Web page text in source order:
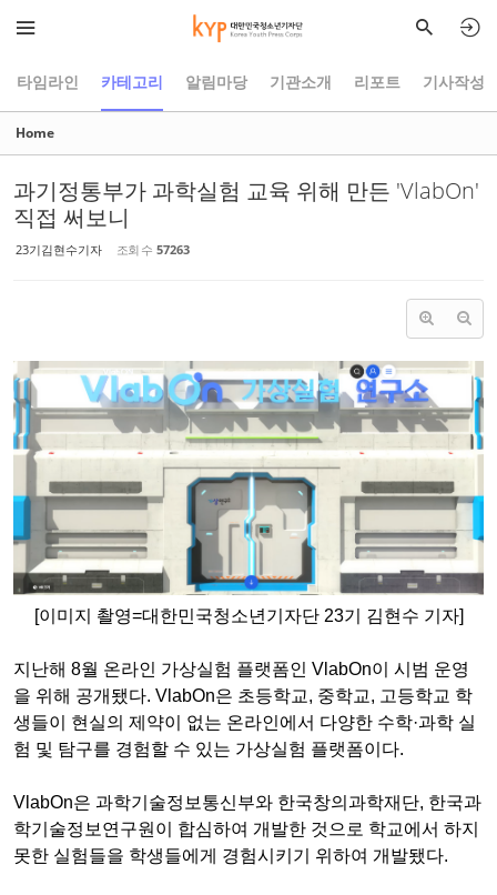
타임라인 카테고리 알림마당 기관소개 리포트 기사작성
Home
과기정통부가 과학실험 교육 위해 만든 'VlabOn'
직접 써보니
23기김현수기자 조회 수 57263
[이미지 촬영=대한민국청소년기자단 23기 김현수 기자]
지난해 8월 온라인 가상실험 플랫폼인 VlabOn이 시범 운영
을 위해 공개됐다. VlabOn은 초등학교, 중학교, 고등학교 학
생들이 현실의 제약이 없는 온라인에서 다양한 수학·과학 실
험 및 탐구를 경험할 수 있는 가상실험 플랫폼이다.
VlabOn은 과학기술정보통신부와 한국창의과학재단, 한국과
학기술정보연구원이 합심하여 개발한 것으로 학교에서 하지
못한 실험들을 학생들에게 경험시키기 위하여 개발됐다.
Sketchbook5, 스케치북5